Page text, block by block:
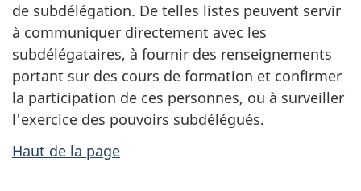
de subdélégation. De telles listes peuvent servir
à communiquer directement avec les
subdélégataires, à fournir des renseignements
portant sur des cours de formation et confirmer
la participation de ces personnes, ou à surveiller
l'exercice des pouvoirs subdélégués.
Haut de la page